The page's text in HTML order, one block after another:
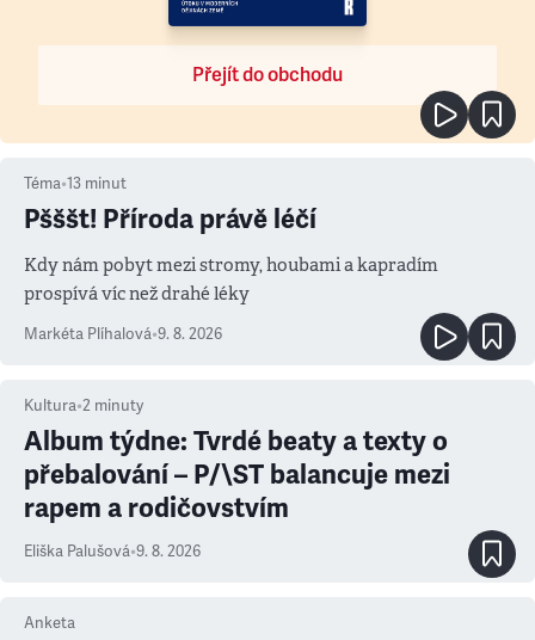
Přejít do obchodu
Téma•13 minut
Pšššt! Příroda právě léčí
Kdy nám pobyt mezi stromy, houbami a kapradím
prospívá víc než drahé léky
Markéta Plíhalová•9. 8. 2026
Kultura•2 minuty
Album týdne: Tvrdé beaty a texty o
přebalování – P/\ST balancuje mezi
rapem a rodičovstvím
Eliška Palušová•9. 8. 2026
Anketa